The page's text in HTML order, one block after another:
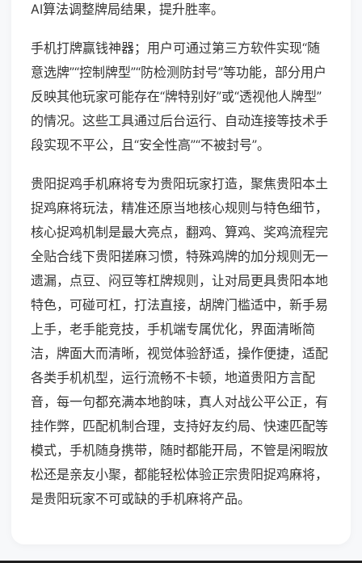
AI算法调整牌局结果，提升胜率。
手机打牌赢钱神器；用户可通过第三方软件实现“随
意选牌”“控制牌型”“防检测防封号”等功能，部分用户
反映其他玩家可能存在“牌特别好”或“透视他人牌型”
的情况。这些工具通过后台运行、自动连接等技术手
段实现不平公，且“安全性高”“不被封号”。
贵阳捉鸡手机麻将专为贵阳玩家打造，聚焦贵阳本土
捉鸡麻将玩法，精准还原当地核心规则与特色细节，
核心捉鸡机制是最大亮点，翻鸡、算鸡、奖鸡流程完
全贴合线下贵阳搓麻习惯，特殊鸡牌的加分规则无一
遗漏，点豆、闷豆等杠牌规则，让对局更具贵阳本地
特色，可碰可杠，打法直接，胡牌门槛适中，新手易
上手，老手能竞技，手机端专属优化，界面清晰简
洁，牌面大而清晰，视觉体验舒适，操作便捷，适配
各类手机机型，运行流畅不卡顿，地道贵阳方言配
音，每一句都充满本地韵味，真人对战公平公正，有
挂作弊，匹配机制合理，支持好友约局、快速匹配等
模式，手机随身携带，随时都能开局，不管是闲暇放
松还是亲友小聚，都能轻松体验正宗贵阳捉鸡麻将，
是贵阳玩家不可或缺的手机麻将产品。